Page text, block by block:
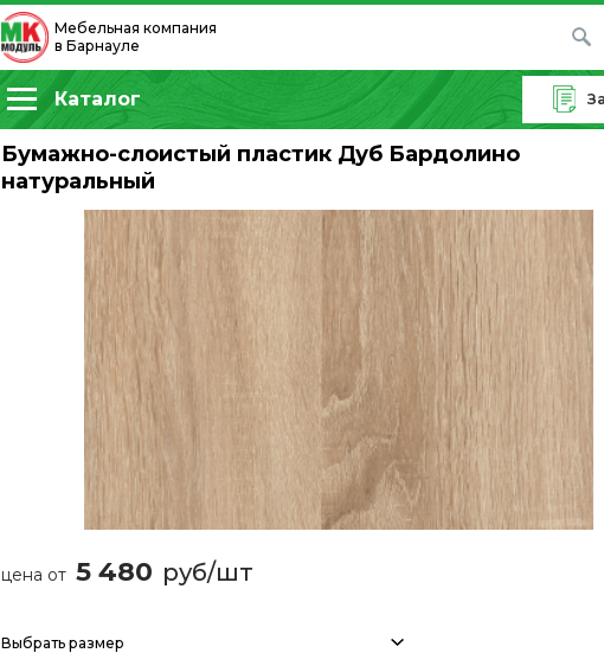
Мебельная компания
в Барнауле
Каталог
Бумажно-слоистый пластик Дуб Бардолино
натуральный
цена от 5 480 руб/шт
Выбрать размер